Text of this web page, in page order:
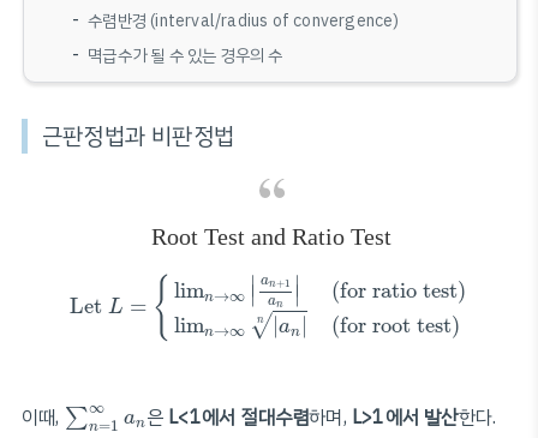
수렴반경 (interval/radius of convergence)
멱급수가 될 수 있는 경우의 수
근판정법과 비판정법
Root Test and Ratio Test
Let L = { limn→∞ ∣∣
an+1
an
∣∣
(for ratio test)
limn→∞
n
√|an | (for root test)
lim n→ +1an (for ratio test) lim
이때, ∑∞
n=1 an
∑n=1 ∞a n
은 L<1에서 절대수렴하며, L>1에서 발산한다.